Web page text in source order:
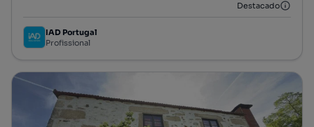
Destacado
IAD Portugal
Profissional